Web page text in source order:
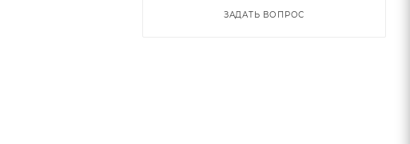
ЗАДАТЬ ВОПРОС